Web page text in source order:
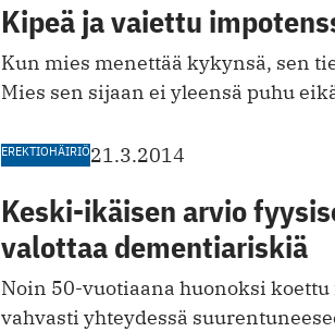
Kipeä ja vaiettu
Kun mies menettää kykynsä, sen
Mies sen sijaan ei yleensä puhu
EREKTIOHÄIRIÖ21.3.2014
Keski-ikäisen arvio
valottaa dementiariskiä
Noin 50-vuotiaana huonoksi
vahvasti yhteydessä